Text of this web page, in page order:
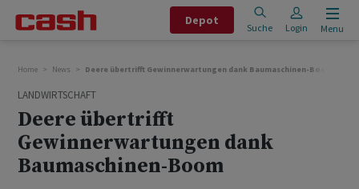
Depot
Suche Login Menu
Home News Deere übertrifft Gewinnerwartungen dank Baumaschinen-Boom
LANDWIRTSCHAFT
Deere übertrifft
Gewinnerwartungen dank
Baumaschinen-Boom